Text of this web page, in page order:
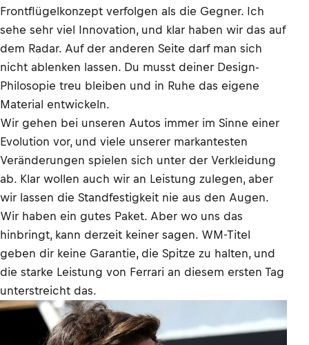
Frontflügelkonzept verfolgen als die Gegner. Ich
sehe sehr viel Innovation, und klar haben wir das auf
dem Radar. Auf der anderen Seite darf man sich
nicht ablenken lassen. Du musst deiner Design-
Philosopie treu bleiben und in Ruhe das eigene
Material entwickeln.
Wir gehen bei unseren Autos immer im Sinne einer
Evolution vor, und viele unserer markantesten
Veränderungen spielen sich unter der Verkleidung
ab. Klar wollen auch wir an Leistung zulegen, aber
wir lassen die Standfestigkeit nie aus den Augen.
Wir haben ein gutes Paket. Aber wo uns das
hinbringt, kann derzeit keiner sagen. WM-Titel
geben dir keine Garantie, die Spitze zu halten, und
die starke Leistung von Ferrari an diesem ersten Tag
unterstreicht das.